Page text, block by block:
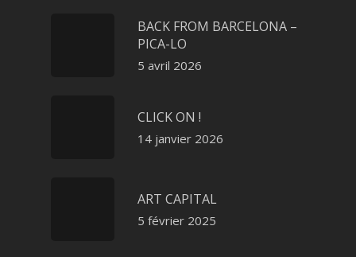
BACK FROM BARCELONA –
PICA-LO
5 avril 2026
CLICK ON !
14 janvier 2026
ART CAPITAL
5 février 2025